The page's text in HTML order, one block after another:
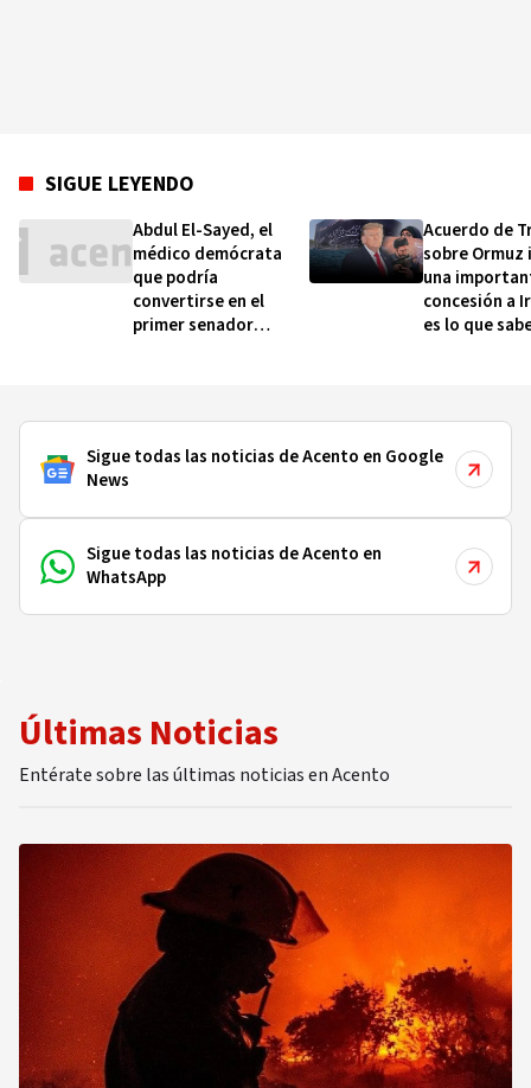
SIGUE LEYENDO
Abdul El-Sayed, el
médico demócrata
que podría
convertirse en el
primer senador
Acuerdo de
sobre Ormuz
una
concesión a
es lo que
Sigue todas las noticias de Acento en Google
News
Sigue todas las noticias de Acento en
WhatsApp